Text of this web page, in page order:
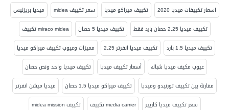
اسعار تكييفات ميديا 2020
تكييف ميراكو ميديا سعر تكييف midea
ميديا بريزليس
تكييف ميديا 2.25 حصان بارد فقط
تكييف ميديا 5 حصان
miraco midea تكييف
تكييف ميديا 1.5 بارد
تكييف ميديا انفرتر 2.25
مميزات وعيوب تكييف ميراكو ميديا
عيوب مكيف ميديا شباك
أسعار تكييف ميديا
تكييف ميديا واحد ونص حصان
مقارنة بين تكييف تورنيدو وميديا
تكييف ميراكو ميديا 1.5 حصان
ميديا ميشن انفرتر
سعر تكييف ميديا كاريير
media carrier تكييف
تكييف midea mission